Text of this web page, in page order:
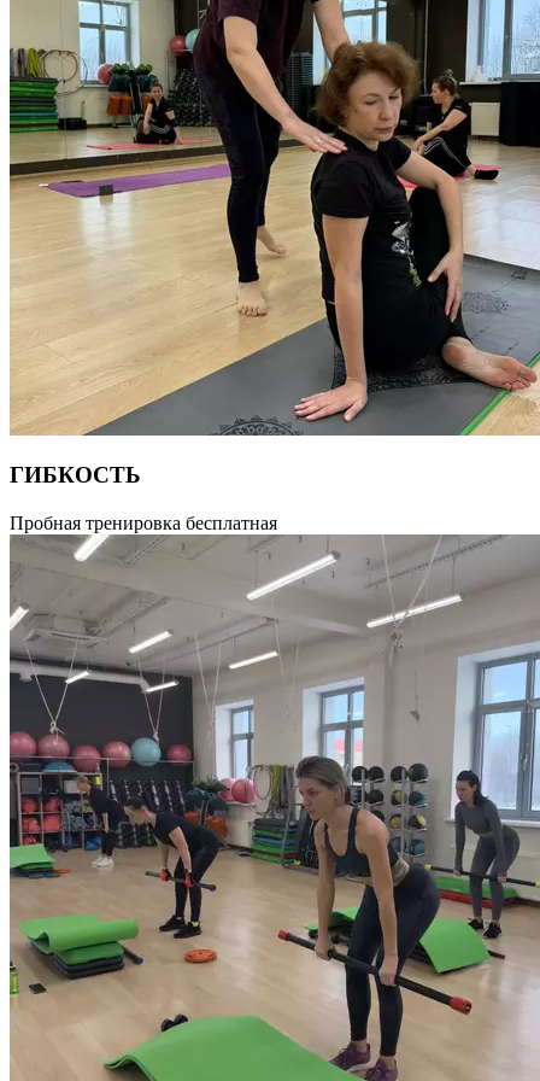
ГИБКОСТЬ
Занятие, направленное на растяжку мышц тела, развитие
гибкости и эластичности. Заниматься стретчингом можно
в любом возрасте, независимо от имеющегося уровня
подготовленности. Продолжительность 55 минут.
Пробная тренировка бесплатная